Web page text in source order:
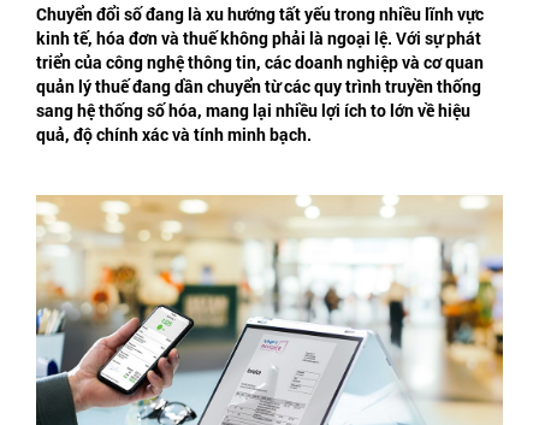
Chuyển đổi số đang là xu hướng tất yếu trong nhiều lĩnh vực
kinh tế, hóa đơn và thuế không phải là ngoại lệ. Với sự phát
triển của công nghệ thông tin, các doanh nghiệp và cơ quan
quản lý thuế đang dần chuyển từ các quy trình truyền thống
sang hệ thống số hóa, mang lại nhiều lợi ích to lớn về hiệu
quả, độ chính xác và tính minh bạch.